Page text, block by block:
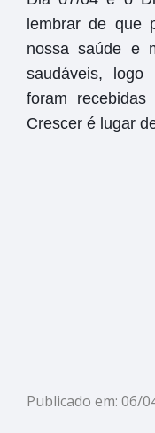
lembrar de que
nossa saúde e
saudáveis, logo
foram
Crescer é lugar
Publicado em: 06/